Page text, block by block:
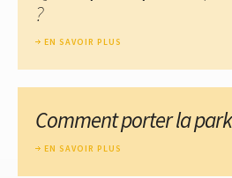
?
EN SAVOIR PLUS
Comment porter la
EN SAVOIR PLUS